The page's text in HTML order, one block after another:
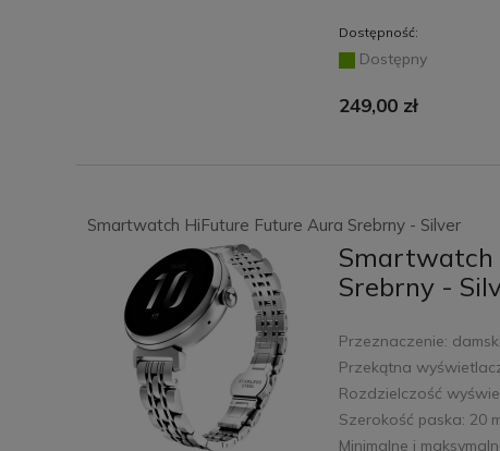
Dostępność:
Dostępny
249,00 zł
Smartwatch HiFuture Future Aura Srebrny - Silver
Smartwatch
Srebrny -
Przeznaczenie: damski
Przekątna
Rozdzielczość
Szerokość paska: 20
Minimalne i